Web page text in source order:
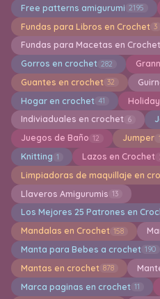
Free patterns amigurumi 2195
Fundas para Libros en Crochet 3
Fundas para Macetas en Crochet
Gorros en crochet 282
Guantes en crochet 32
Hogar en crochet 41 Holiday
Indiviaduales en crochet 6
Juegos de Baño 12 Jumper
Knitting 1 Lazos en Crochet
Limpiadoras de maquillaje en
Llaveros Amigurumis 13
Los Mejores 25 Patrones en
Mandalas en Crochet 158
Manta para Bebes a crochet 190
Mantas en crochet 878
Marca paginas en crochet 11